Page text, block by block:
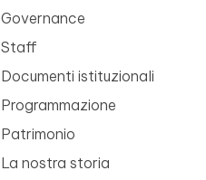
Governance
Staff
Documenti istituzionali
Programmazione
Patrimonio
La nostra storia